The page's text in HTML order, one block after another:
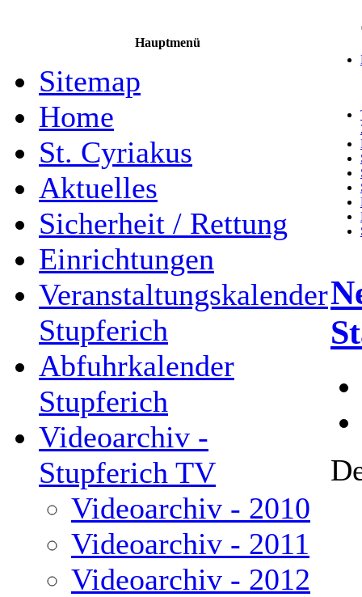
Hauptmenü
Sitemap
Home
St. Cyriakus
Aktuelles
Sicherheit / Rettung
Einrichtungen
Veranstaltungskalender
Stupferich
Abfuhrkalender
Stupferich
Videoarchiv -
Stupferich TV
Videoarchiv - 2010
Videoarchiv - 2011
Videoarchiv - 2012